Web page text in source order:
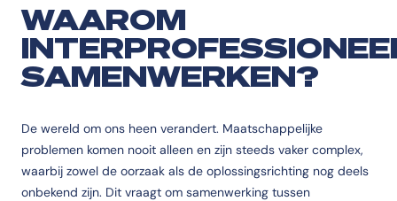
WAAROM
SAMENWERKEN?
De wereld om ons heen verandert. Maatschappelijke
problemen komen nooit alleen en zijn steeds vaker complex,
waarbij zowel de oorzaak als de oplossingsrichting nog deels
onbekend zijn. Dit vraagt om samenwerking tussen